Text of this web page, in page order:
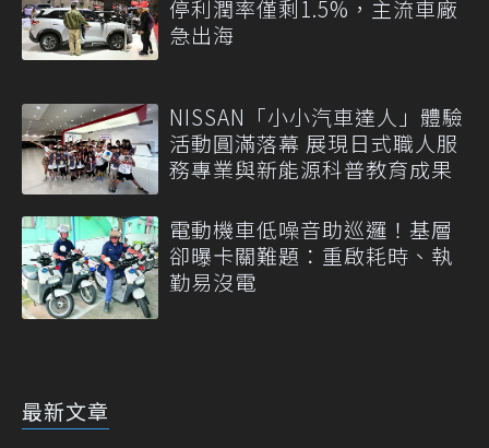
停利潤率僅剩1.5%，主流車廠
急出海
NISSAN「小小汽車達人」體驗
活動圓滿落幕 展現日式職人服
務專業與新能源科普教育成果
電動機車低噪音助巡邏！基層
卻曝卡關難題：重啟耗時、執
勤易沒電
最新文章